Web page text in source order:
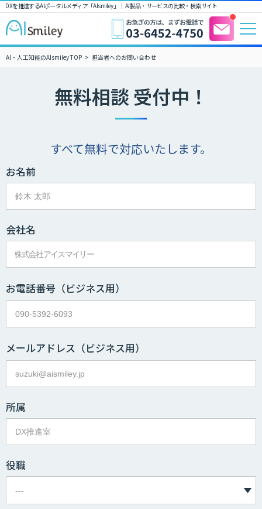
DXを推進するAIポータルメディア「AIsmiley」｜ AI製品・サービスの比較・検索サイト
AI・人工知能のAIsmiley TOP 担当者へのお問い合わせ
無料相談 受付中！
すべて無料で対応いたします。
お名前
会社名
お電話番号 （ビジネス用）
メールアドレス （ビジネス用）
所属
役職